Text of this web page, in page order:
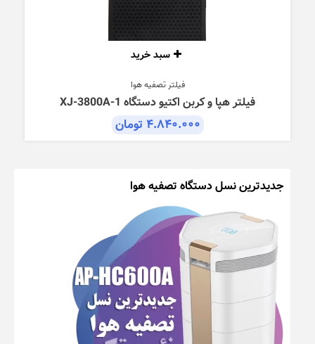
سبد خرید
فیلتر تصفیه هوا
فیلتر هپا و کربن اکتیو دستگاه XJ-3800A-1
۴.۸۴۰.۰۰۰ تومان
جدیدترین نسل دستگاه تصفیه هوا